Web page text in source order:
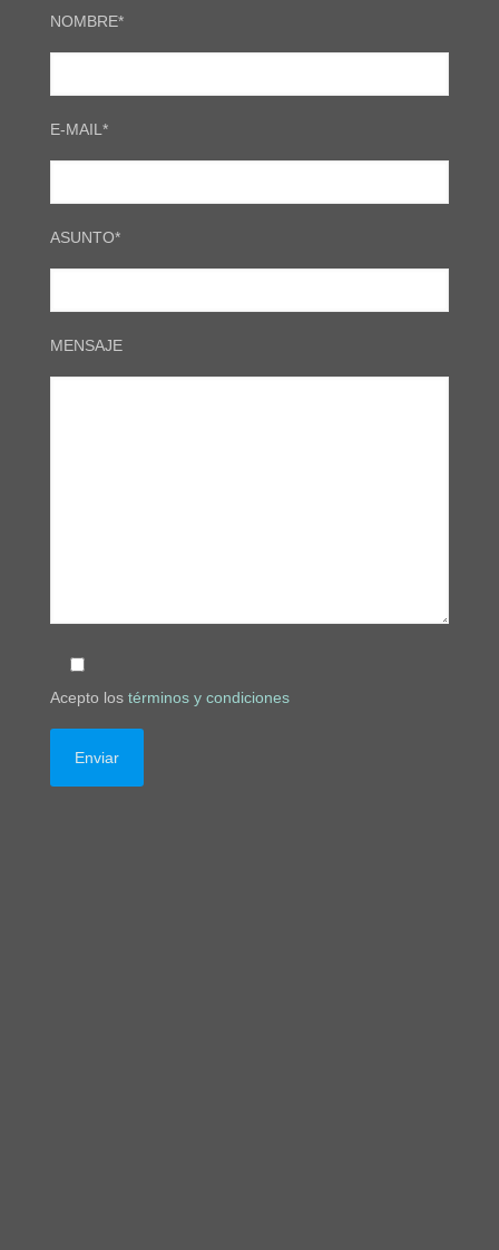
NOMBRE*
E-MAIL*
ASUNTO*
MENSAJE
Acepto los términos y condiciones